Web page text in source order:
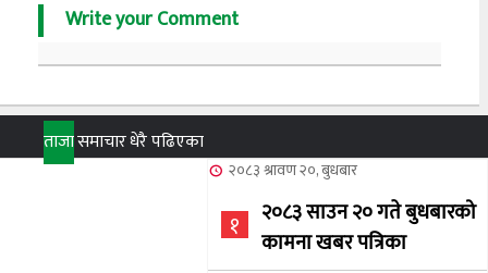
Write your Comment
ताजासमाचारधेरै पढिएका
२०८३ श्रावण २०, बुधबार
१
२०८३ साउन २० गते बुधबारको
कामना खबर पत्रिका